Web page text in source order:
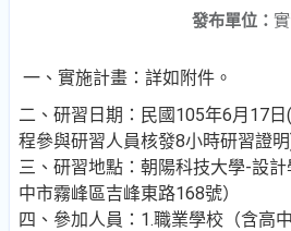
發布單位：
一、實施計畫：詳如附件。
二、研習日期：民國105年6月17
程參與研習人員核發8小時研習證
三、研習地點：朝陽科技大學-設
中市霧峰區吉峰東路168號）
四、參加人員：1.職業學校（含高